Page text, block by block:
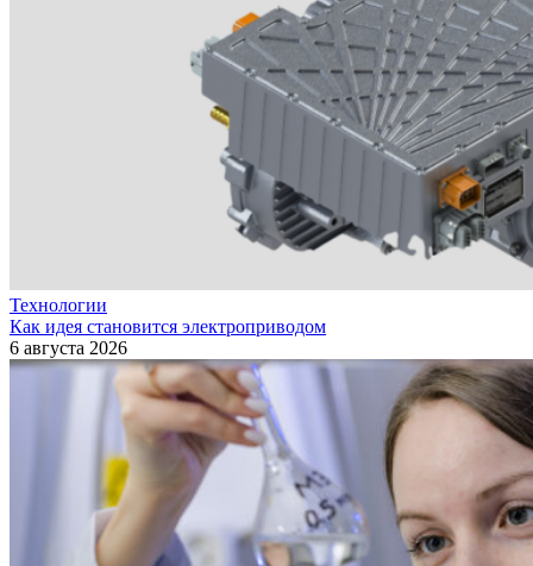
Технологии
Как идея становится электроприводом
6 августа 2026